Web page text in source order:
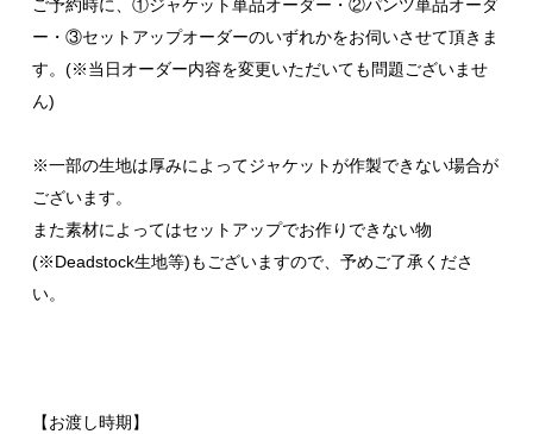
ご予約時に、①ジャケット単品オーダー・②パンツ単品オーダ
ー・③セットアップオーダーのいずれかをお伺いさせて頂きま
す。(※当日オーダー内容を変更いただいても問題ございませ
ん)
※一部の生地は厚みによってジャケットが作製できない場合が
ございます。
また素材によってはセットアップでお作りできない物
(※Deadstock生地等)もございますので、予めご了承くださ
い。
【お渡し時期】